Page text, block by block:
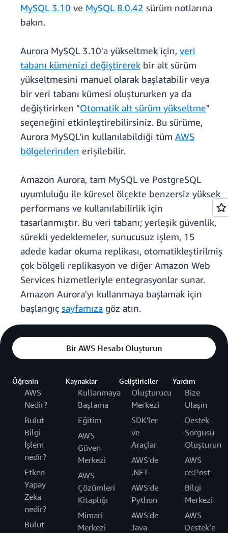
MySQL 3.10 ve MySQL 8.0.42 sürüm notlarına
bakın.
Aurora MySQL 3.10'a yükseltmek için, veri
tabanı kümenizi değiştirerek bir alt sürüm
yükseltmesini manuel olarak başlatabilir veya
bir veri tabanı kümesi oluştururken ya da
değiştirirken "Otomatik alt sürüm yükseltme"
seçeneğini etkinleştirebilirsiniz. Bu sürüme,
Aurora MySQL'in kullanılabildiği tüm AWS
bölgelerinden erişilebilir.
Amazon Aurora, tam MySQL ve PostgreSQL
uyumluluğu ile küresel ölçekte benzersiz yüksek
performans ve kullanılabilirlik için
tasarlanmıştır. Bu veri tabanı; yerleşik güvenlik,
sürekli yedeklemeler, sunucusuz işlem, 15
adede kadar okuma replikası, otomatikleştirilmiş
çok bölgeli replikasyon ve diğer Amazon Web
Services hizmetleriyle entegrasyonlar sunar.
Amazon Aurora'yı kullanmaya başlamak için
başlangıç sayfamıza göz atın.
Bir AWS Hesabı Oluşturun
Öğrenin
AWS
Nedir?
Bulut
Bilgi
İşlem
nedir?
Etken
Yapay
Zeka
nedir?
Bulut
Kaynaklar
Kullanmaya
Başlama
Eğitim
AWS
Güven
Merkezi
AWS
Çözümleri
Kitaplığı
Mimari
Merkezi
Geliştiriciler
Oluşturucu
Merkezi
SDK'ler
ve
Araçlar
AWS'de
.NET
AWS'de
Python
AWS'de
Java
Yardım
Bize
Ulaşın
Destek
Sorgusu
Oluşturun
AWS
re:Post
Bilgi
Merkezi
AWS
Destek’e